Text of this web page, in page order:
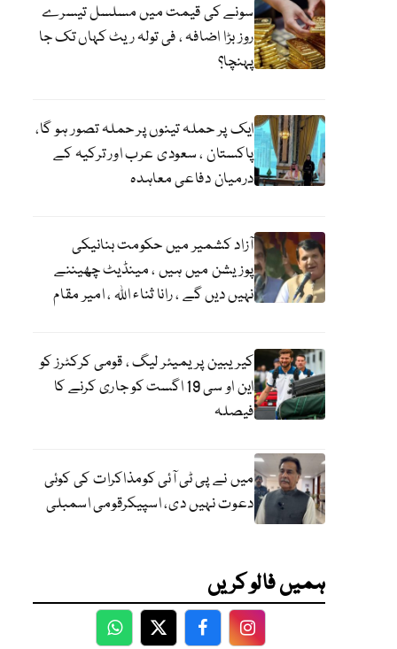
سونے کی قیمت میں مسلسل تیسرے
روز بڑا اضافہ ، فی تولہ ریٹ کہاں تک جا
پہنچا؟
ایک پر حملہ تینوں پر حملہ تصور ہو گا،
پاکستان ، سعودی عرب اور ترکیہ کے
درمیان دفاعی معاہدہ
آزاد کشمیر میں حکومت بنانیکی
پوزیشن میں ہیں ، مینڈیٹ چھیننے
نہیں دیں گے ، رانا ثناء اللہ ، امیر مقام
کیریبین پریمیئر لیگ ، قومی کرکٹرز کو
این او سی 19 اگست کو جاری کرنے کا
فیصلہ
میں نے پی ٹی آئی کومذاکرات کی کوئی
دعوت نہیں دی، اسپیکرقومی اسمبلی
ہمیں فالو کریں
WhatsApp
TwitterFacebookFacebook